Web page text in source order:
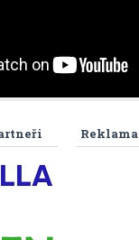
Reklama